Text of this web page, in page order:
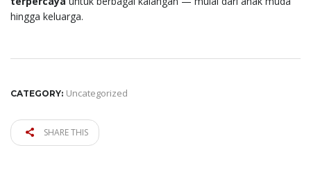
hingga keluarga.
CATEGORY: Uncategorized
SHARE THIS